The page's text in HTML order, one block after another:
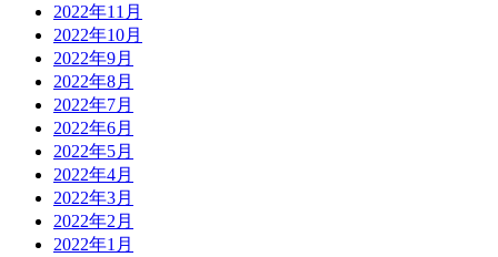
2022年11月
2022年10月
2022年9月
2022年8月
2022年7月
2022年6月
2022年5月
2022年4月
2022年3月
2022年2月
2022年1月